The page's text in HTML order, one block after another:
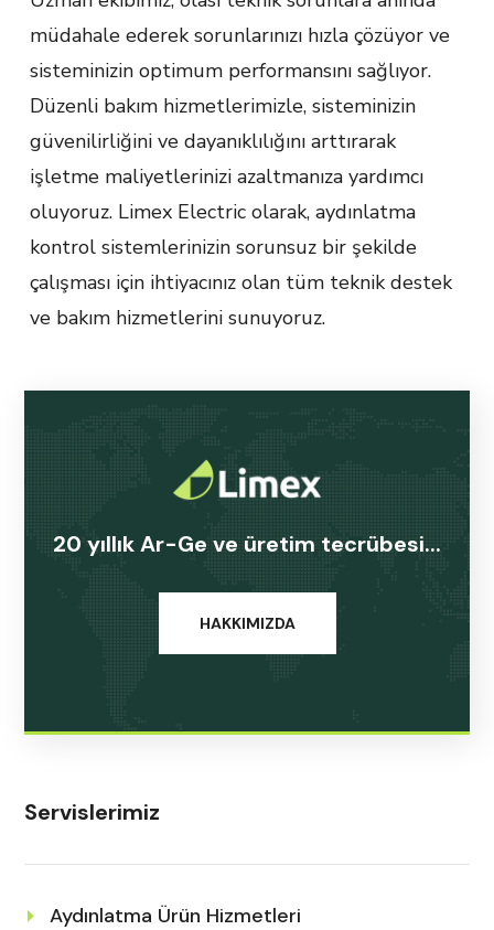
müdahale ederek sorunlarınızı hızla çözüyor ve
sisteminizin optimum performansını sağlıyor.
Düzenli bakım hizmetlerimizle, sisteminizin
güvenilirliğini ve dayanıklılığını arttırarak
işletme maliyetlerinizi azaltmanıza yardımcı
oluyoruz. Limex Electric olarak, aydınlatma
kontrol sistemlerinizin sorunsuz bir şekilde
çalışması için ihtiyacınız olan tüm teknik destek
ve bakım hizmetlerini sunuyoruz.
20 yıllık Ar-Ge ve üretim tecrübesi...
HAKKIMIZDA
Servislerimiz
Aydınlatma Ürün Hizmetleri